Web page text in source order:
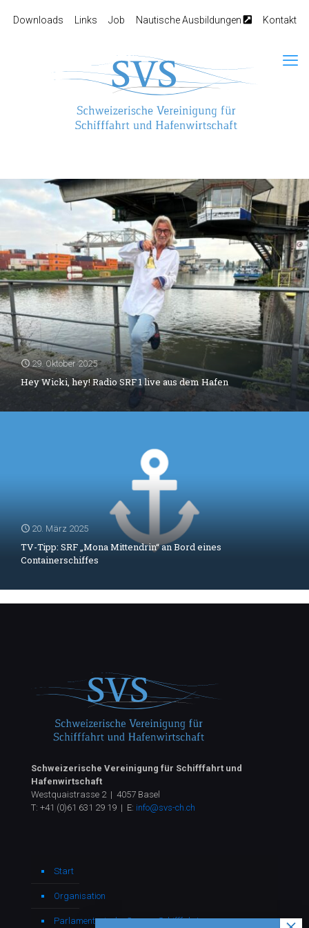
Downloads Links Job Nautische Ausbildungen Kontakt
29. Oktober 2025
Hey Wicki, hey! Radio SRF 1 live aus dem Hafen
20. März 2025
TV-Tipp: SRF „Mona Mittendrin“ an Bord eines
Containerschiffes
Schweizerische Vereinigung für Schifffahrt und
Hafenwirtschaft
Westquaistrasse 2 | 4057 Basel
T: +41 (0)61 631 29 19 | E: info@svs-ch.ch
Start
Organisation
Parlamentarische Gruppe Schifffahrt